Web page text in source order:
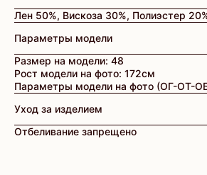
Лен 50%, Вискоза 30%, Полиэстер
Параметры модели
Размер на модели: 48
Рост модели на фото: 172см
Параметры модели на фото (ОГ-ОТ-
Уход за изделием
Отбеливание запрещено